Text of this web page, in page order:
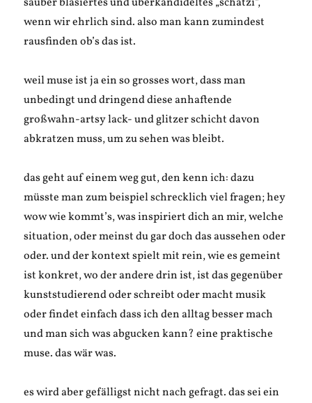
wenn wir ehrlich sind. also man kann zumindest
rausfinden ob’s das ist.
weil muse ist ja ein so grosses wort, dass man
unbedingt und dringend diese anhaftende
großwahn-artsy lack- und glitzer schicht davon
abkratzen muss, um zu sehen was bleibt.
das geht auf einem weg gut, den kenn ich: dazu
müsste man zum beispiel schrecklich viel fragen; hey
wow wie kommt’s, was inspiriert dich an mir, welche
situation, oder meinst du gar doch das aussehen oder
oder. und der kontext spielt mit rein, wie es gemeint
ist konkret, wo der andere drin ist, ist das gegenüber
kunststudierend oder schreibt oder macht musik
oder findet einfach dass ich den alltag besser mach
und man sich was abgucken kann? eine praktische
muse. das wär was.
es wird aber gefälligst nicht nach gefragt. das sei ein